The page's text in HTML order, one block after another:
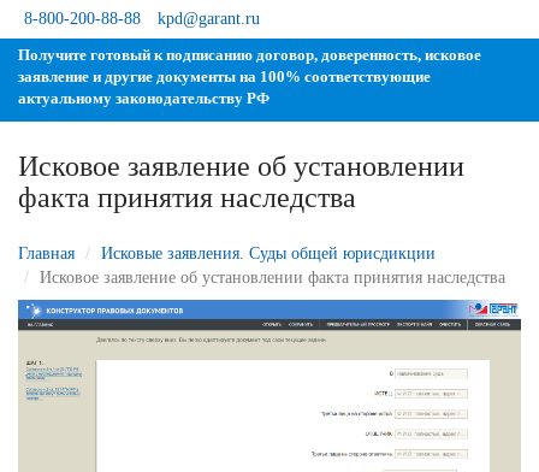
8-800-200-88-88
kpd@garant.ru
Получите готовый к подписанию договор, доверенность, исковое
заявление и другие документы на 100% соответствующие
актуальному законодательству РФ
Исковое заявление об установлении
факта принятия наследства
Главная
Исковые заявления. Суды общей юрисдикции
Исковое заявление об установлении факта принятия наследства